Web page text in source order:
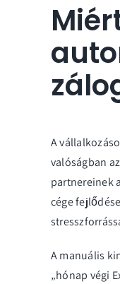
A
valóságban
partnereinek
cége
A manuális
„hónap végi